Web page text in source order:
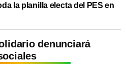
denunciará
la planilla electa del PES en